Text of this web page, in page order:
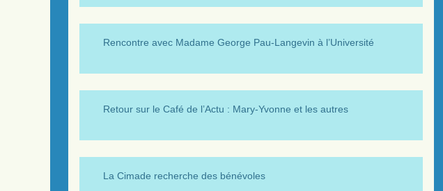
Rencontre avec Madame George Pau-Langevin à l’Université
Retour sur le Café de l’Actu : Mary-Yvonne et les autres
La Cimade recherche des bénévoles